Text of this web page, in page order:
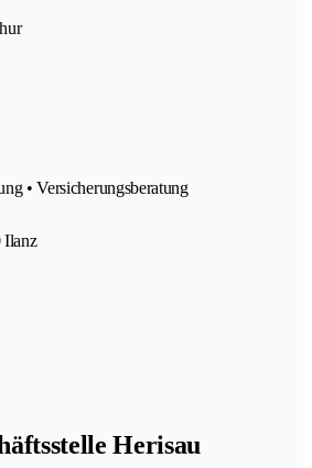
• Versicherungsberatung
Ilanz
Herisau